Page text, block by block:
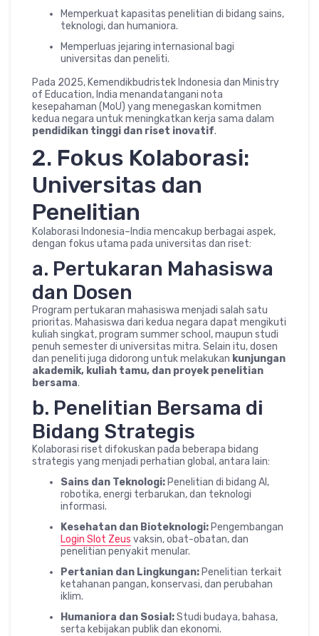
Memperkuat kapasitas penelitian di bidang sains,
teknologi, dan humaniora.
Memperluas jejaring internasional bagi
universitas dan peneliti.
Pada 2025, Kemendikbudristek Indonesia dan Ministry
of Education, India menandatangani nota
kesepahaman (MoU) yang menegaskan komitmen
kedua negara untuk meningkatkan kerja sama dalam
pendidikan tinggi dan riset inovatif.
2. Fokus Kolaborasi:
Universitas dan
Penelitian
Kolaborasi Indonesia–India mencakup berbagai aspek,
dengan fokus utama pada universitas dan riset:
a. Pertukaran Mahasiswa
dan Dosen
Program pertukaran mahasiswa menjadi salah satu
prioritas. Mahasiswa dari kedua negara dapat mengikuti
kuliah singkat, program summer school, maupun studi
penuh semester di universitas mitra. Selain itu, dosen
dan peneliti juga didorong untuk melakukan kunjungan
akademik, kuliah tamu, dan proyek penelitian
bersama.
b. Penelitian Bersama di
Bidang Strategis
Kolaborasi riset difokuskan pada beberapa bidang
strategis yang menjadi perhatian global, antara lain:
Sains dan Teknologi: Penelitian di bidang AI,
robotika, energi terbarukan, dan teknologi
informasi.
Kesehatan dan Bioteknologi: Pengembangan
Login Slot Zeus vaksin, obat-obatan, dan
penelitian penyakit menular.
Pertanian dan Lingkungan: Penelitian terkait
ketahanan pangan, konservasi, dan perubahan
iklim.
Humaniora dan Sosial:Studi budaya, bahasa,
serta kebijakan publik dan ekonomi.